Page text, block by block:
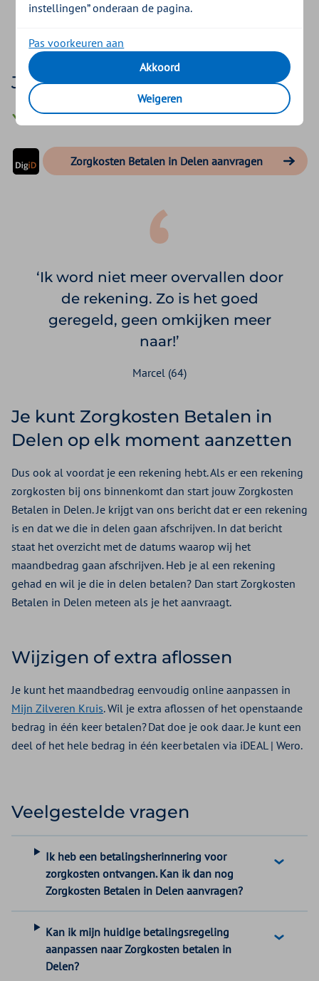
stopzetten wanneer je wilt.
Je aanvraag lukt als:
je per automatische afschrijving betaalt.
Zorgkosten Betalen in Delen aanvragen
Ik word niet meer overvallen door
de rekening. Zo is het goed
geregeld, geen omkijken meer
naar!
Marcel (64)
Je kunt Zorgkosten Betalen in
Delen op elk moment aanzetten
Dus ook al voordat je een rekening hebt. Als er een rekening
zorgkosten bij ons binnenkomt dan start jouw Zorgkosten
Betalen in Delen. Je krijgt van ons bericht dat er een rekening
is en dat we die in delen gaan afschrijven. In dat bericht
staat het overzicht met de datums waarop wij het
maandbedrag gaan afschrijven. Heb je al een rekening
gehad en wil je die in delen betalen? Dan start Zorgkosten
Betalen in Delen meteen als je het aanvraagt.
Wijzigen of extra aflossen
Je kunt het maandbedrag eenvoudig online aanpassen in
Mijn Zilveren Kruis. Wil je extra aflossen of het openstaande
bedrag in één keer betalen? Dat doe je ook daar. Je kunt een
deel of het hele bedrag in één keer betalen via iDEAL | Wero.
Veelgestelde vragen
Ik heb een betalingsherinnering voor
zorgkosten ontvangen. Kan ik dan nog
Zorgkosten Betalen in Delen aanvragen?
Kan ik mijn huidige betalingsregeling
aanpassen naar Zorgkosten betalen in
Delen?
instellingen” onderaan de pagina.
Pas voorkeuren aan
Akkoord
Weigeren